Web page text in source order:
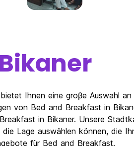
Bikaner
Ihnen eine groβe Auswahl
von Bed and Breakfast in
in Bikaner. Unsere
die Lage auswählen können, die
für Bed and Breakfast.